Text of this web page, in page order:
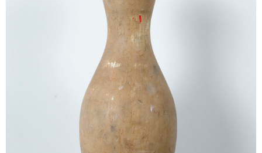
Table
Other
Homeware
Kitchenware
Baskets
Other
Remake
Bag